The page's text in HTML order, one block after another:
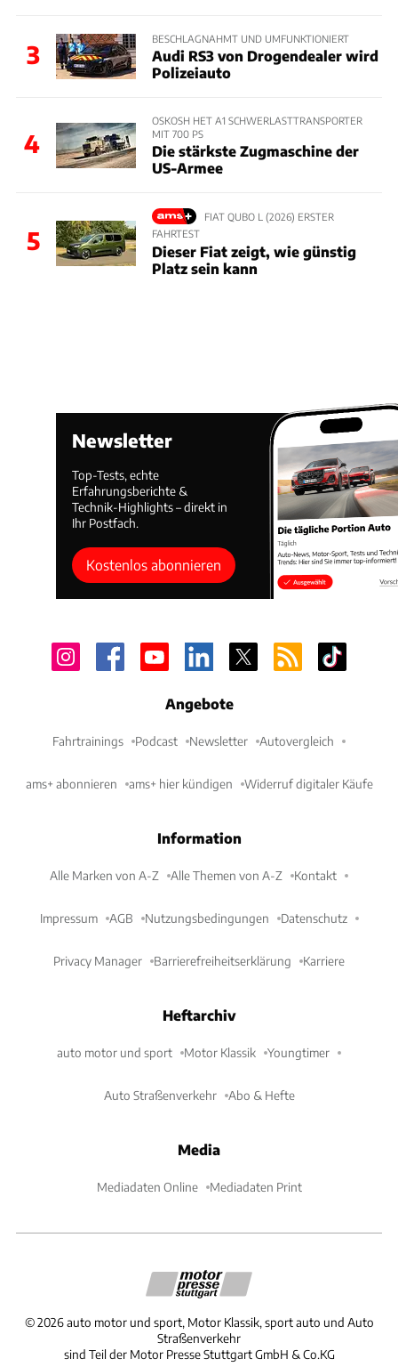
3
BESCHLAGNAHMT UND UMFUNKTIONIERT
Audi RS3 von Drogendealer wird
Polizeiauto
4
OSKOSH HET A1 SCHWERLASTTRANSPORTER
MIT 700 PS
Die stärkste Zugmaschine der
US-Armee
5
FIAT QUBO L (2026) ERSTER
FAHRTEST
Dieser Fiat zeigt, wie günstig
Platz sein kann
Newsletter
Top-Tests, echte
Erfahrungsberichte &
Technik-Highlights – direkt in
Ihr Postfach.
Kostenlos abonnieren
Angebote
Fahrtrainings Podcast Newsletter Autovergleich
ams+ abonnieren ams+ hier kündigen Widerruf digitaler Käufe
Information
Alle Marken von A-Z Alle Themen von A-Z Kontakt
Impressum AGB Nutzungsbedingungen Datenschutz
Privacy Manager Barrierefreiheitserklärung Karriere
Heftarchiv
auto motor und sport Motor Klassik Youngtimer
Auto Straßenverkehr Abo & Hefte
Media
Mediadaten Online Mediadaten Print
©2026 auto motor und sport, Motor Klassik, sport auto und Auto
Straßenverkehr
sind Teil der Motor Presse Stuttgart GmbH & Co.KG